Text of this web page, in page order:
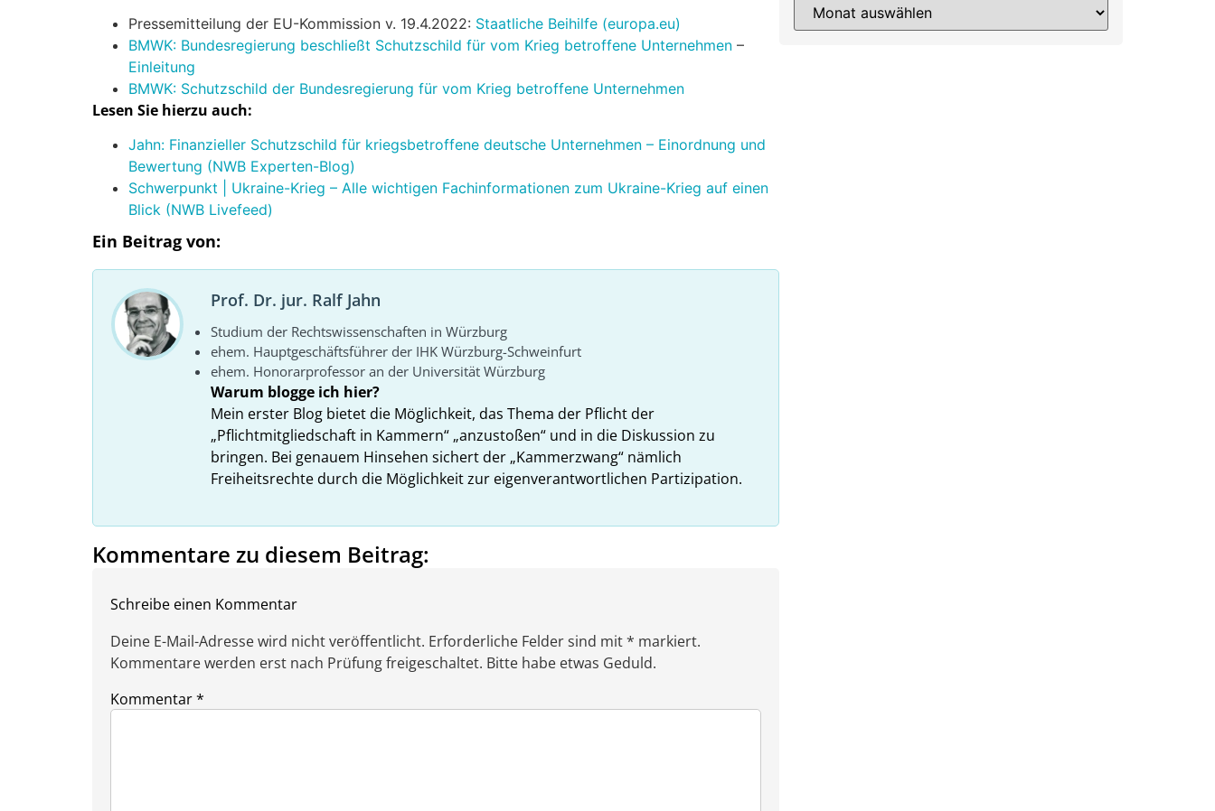
Pressemitteilung der EU-Kommission v. 19.4.2022: Staatliche Beihilfe (europa.eu)
BMWK: Bundesregierung beschließt Schutzschild für vom Krieg betroffene Unternehmen –
Einleitung
BMWK: Schutzschild der Bundesregierung für vom Krieg betroffene Unternehmen
Lesen Sie hierzu auch:
Jahn: Finanzieller Schutzschild für kriegsbetroffene deutsche Unternehmen – Einordnung und
Bewertung (NWB Experten-Blog)
Schwerpunkt | Ukraine-Krieg – Alle wichtigen Fachinformationen zum Ukraine-Krieg auf einen
Blick (NWB Livefeed)
Ein Beitrag von:
Prof. Dr. jur. Ralf Jahn
Studium der Rechtswissenschaften in Würzburg
ehem. Hauptgeschäftsführer der IHK Würzburg-Schweinfurt
ehem. Honorarprofessor an der Universität Würzburg
Warum blogge ich hier?
Mein erster Blog bietet die Möglichkeit, das Thema der Pflicht der
„Pflichtmitgliedschaft in Kammern“ „anzustoßen“ und in die Diskussion zu
bringen. Bei genauem Hinsehen sichert der „Kammerzwang“ nämlich
Freiheitsrechte durch die Möglichkeit zur eigenverantwortlichen Partizipation.
Kommentare zu diesem Beitrag:
Schreibe einen Kommentar
Deine E-Mail-Adresse wird nicht veröffentlicht. Erforderliche Felder sind mit * markiert.
Kommentare werden erst nach Prüfung freigeschaltet. Bitte habe etwas Geduld.
Kommentar*